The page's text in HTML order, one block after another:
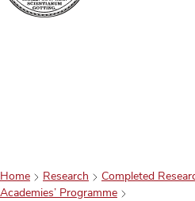
Home Research
Completed
Academies’ Programme